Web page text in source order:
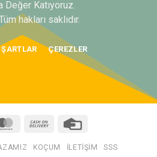
Değer Katıyoruz.
hakları saklıdır.
ŞARTLAR ÇEREZLER
MasterCardCash
Delivery
KOÇUM İLETIŞIM SSS